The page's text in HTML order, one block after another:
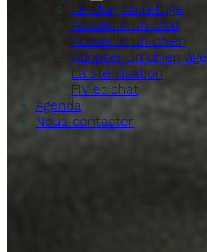
Le blog du refuge
Accueillir un chat
Accueillir un chien
Adopter un chien âgé
La stérilisation
FIV et chat
Agenda
Nous contacter